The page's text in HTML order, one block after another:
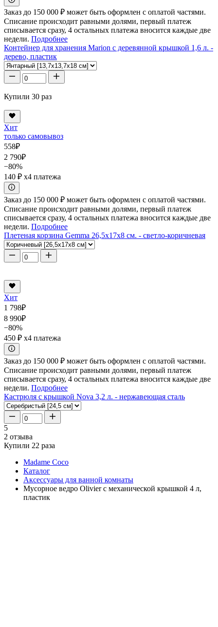
Заказ до 150 000 ₽ может быть оформлен с оплатой частями.
Списание происходит равными долями, первый платеж
списывается сразу, 4 остальных платежа вносится каждые две
недели. Подробнее
Контейнер для хранения Marion с деревянной крышкой 1,6 л. -
дерево, пластик
Купили 30 раз
Хит
только самовывоз
558₽
2 790₽
−80%
140 ₽ x4 платежа
Заказ до 150 000 ₽ может быть оформлен с оплатой частями.
Списание происходит равными долями, первый платеж
списывается сразу, 4 остальных платежа вносится каждые две
недели. Подробнее
Плетеная корзина Gemma 26,5x17x8 см. - светло-коричневая
Хит
1 798₽
8 990₽
−80%
450 ₽ x4 платежа
Заказ до 150 000 ₽ может быть оформлен с оплатой частями.
Списание происходит равными долями, первый платеж
списывается сразу, 4 остальных платежа вносится каждые две
недели. Подробнее
Кастрюля с крышкой Nova 3,2 л. - нержавеющая сталь
5
2 отзыва
Купили 22 раза
Madame Coco
Каталог
Аксессуары для ванной комнаты
Мусорное ведро Olivier с механической крышкой 4 л,
пластик